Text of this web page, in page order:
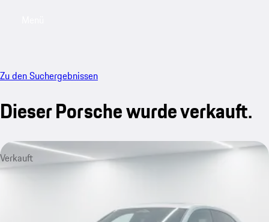
Zu den Suchergebnissen
Dieser Porsche wurde verkauft.
Verkauft